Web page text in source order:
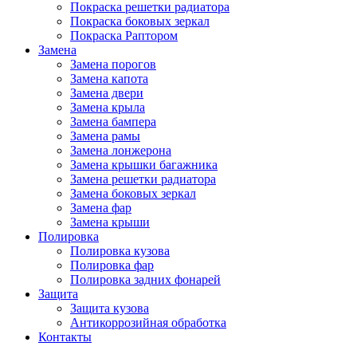
Покраска решетки радиатора
Покраска боковых зеркал
Покраска Раптором
Замена
Замена порогов
Замена капота
Замена двери
Замена крыла
Замена бампера
Замена рамы
Замена лонжерона
Замена крышки багажника
Замена решетки радиатора
Замена боковых зеркал
Замена фар
Замена крыши
Полировка
Полировка кузова
Полировка фар
Полировка задних фонарей
Защита
Защита кузова
Антикоррозийная обработка
Контакты